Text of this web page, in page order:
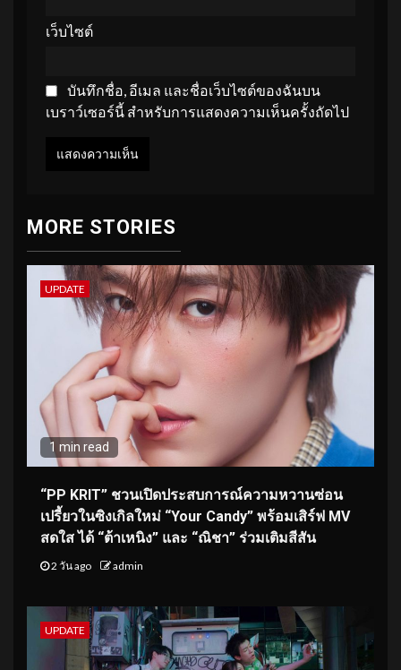
เว็บไซต์
บันทึกชื่อ, อีเมล และชื่อเว็บไซต์ของฉันบน
เบราว์เซอร์นี้ สำหรับการแสดงความเห็นครั้งถัดไป
MORE STORIES
UPDATE
1 min read
“PP KRIT” ชวนเปิดประสบการณ์ความหวานซ่อน
เปรี้ยวในซิงเกิลใหม่ “Your Candy” พร้อมเสิร์ฟ MV
สดใส ได้ “ต้าเหนิง” และ “ณิชา” ร่วมเติมสีสัน
2 วัน ago admin
UPDATE